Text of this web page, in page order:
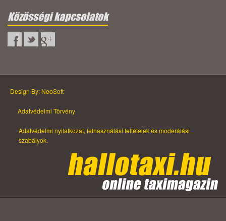
Közösségi kapcsolatok
Design By: NeoSoft
Adatvédelmi Törvény
Adatvédelmi nyilatkozat, felhasználási feltételek és moderálási
szabályok.